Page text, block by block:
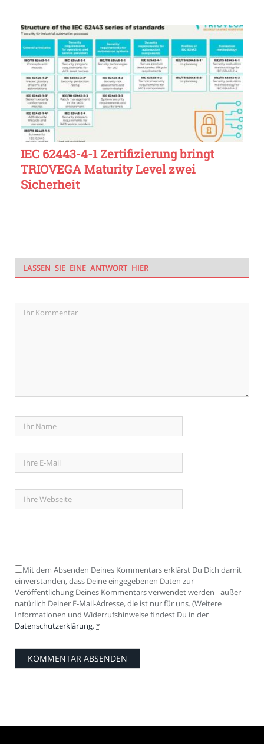
IEC 62443-4-1 Zertifizierung bringt
TRIOVEGA Maturity Level zwei
Sicherheit
LASSEN SIE EINE ANTWORT HIER
Mit dem Absenden Deines Kommentars erklärst Du Dich damit
einverstanden, dass Deine eingegebenen Daten zur
Veröffentlichung Deines Kommentars verwendet werden - außer
natürlich Deiner E-Mail-Adresse, die ist nur für uns. (Weitere
Informationen und Widerrufshinweise findest Du in der
Datenschutzerklärung.*